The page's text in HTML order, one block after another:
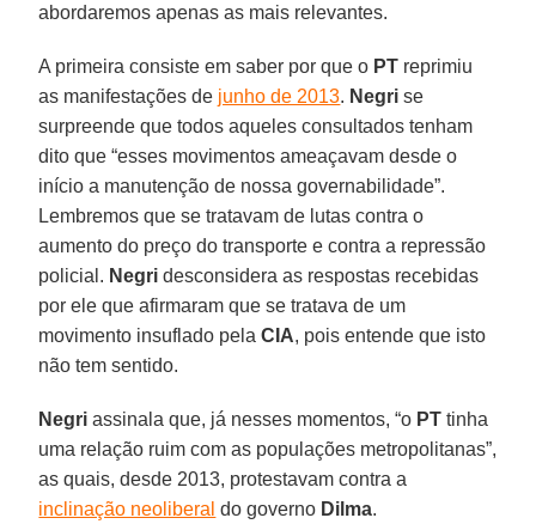
abordaremos apenas as mais relevantes.
A primeira consiste em saber por que o PT reprimiu
as manifestações de junho de 2013. Negri se
surpreende que todos aqueles consultados tenham
dito que “esses movimentos ameaçavam desde o
início a manutenção de nossa governabilidade”.
Lembremos que se tratavam de lutas contra o
aumento do preço do transporte e contra a repressão
policial. Negri desconsidera as respostas recebidas
por ele que afirmaram que se tratava de um
movimento insuflado pelaCIA, pois entende que isto
não tem sentido.
Negri assinala que, já nesses momentos, “o PT tinha
uma relação ruim com as populações metropolitanas”,
as quais, desde 2013, protestavam contra a
inclinação neoliberal do governo Dilma.